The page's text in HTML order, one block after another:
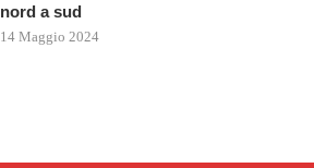
nord a sud
14 Maggio 2024